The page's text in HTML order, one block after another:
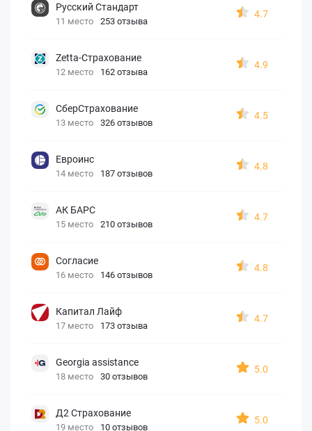
Русский Стандарт
11 место 253 отзыва
4.7
Zetta-Страхование
12 место 162 отзыва
4.9
СберСтрахование
13 место 326 отзывов
4.5
Евроинс
14 место 187 отзывов
4.8
АК БАРС
15 место 210 отзывов
4.7
Согласие
16 место 146 отзывов
4.8
Капитал Лайф
17 место 173 отзыва
4.7
Georgia assistance
18 место 30 отзывов
5.0
Д2 Страхование
19 место 10 отзывов
5.0